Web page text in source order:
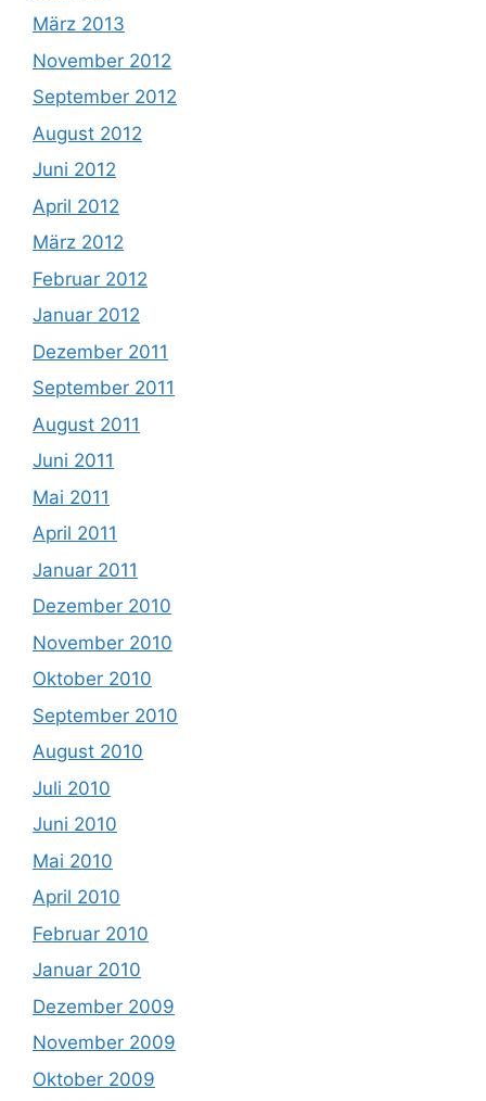
März 2013
November 2012
September 2012
August 2012
Juni 2012
April 2012
März 2012
Februar 2012
Januar 2012
Dezember 2011
September 2011
August 2011
Juni 2011
Mai 2011
April 2011
Januar 2011
Dezember 2010
November 2010
Oktober 2010
September 2010
August 2010
Juli 2010
Juni 2010
Mai 2010
April 2010
Februar 2010
Januar 2010
Dezember 2009
November 2009
Oktober 2009